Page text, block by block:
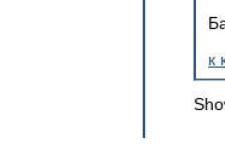
к